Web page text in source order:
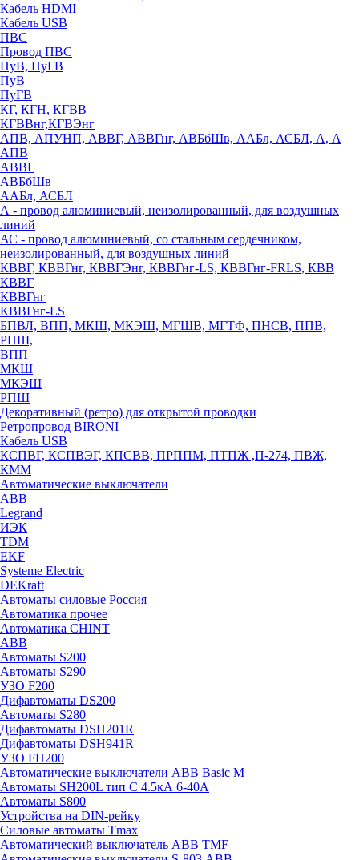
Кабель HDMI
Кабель USB
ПВС
Провод ПВС
ПуВ, ПуГВ
ПуВ
ПуГВ
КГ, КГН, КГВВ
КГВВнг,КГВЭнг
АПВ, АПУНП, АВВГ, АВВГнг, АВБбШв, ААБл, АСБЛ, А, А
АПВ
АВВГ
АВБбШв
ААБл, АСБЛ
А - провод алюминиевый, неизолированный, для воздушных
линий
АС - провод алюминиевый, со стальным сердечником,
неизолированный, для воздушных линий
КВВГ, КВВГнг, КВВГЭнг, КВВГнг-LS, КВВГнг-FRLS, КВВ
КВВГ
КВВГнг
КВВГнг-LS
БПВЛ, ВПП, МКШ, МКЭШ, МГШВ, МГТФ, ПНСВ, ППВ,
РПШ,
ВПП
МКШ
МКЭШ
РПШ
Декоративный (ретро) для открытой проводки
Ретропровод BIRONI
Кабель USB
КСПВГ, КСПВЭГ, КПСВВ, ПРППМ, ПТПЖ ,П-274, ПВЖ,
КММ
Автоматические выключатели
ABB
Legrand
ИЭК
TDM
EKF
Systeme Electric
DEKraft
Автоматы силовые Россия
Автоматика прочее
Автоматика CHINT
ABB
Автоматы S200
Автоматы S290
УЗО F200
Дифавтоматы DS200
Автоматы S280
Дифавтоматы DSH201R
Дифавтоматы DSH941R
УЗО FH200
Автоматические выключатели ABB Basic M
Автоматы SH200L тип С 4.5кА 6-40А
Автоматы S800
Устройства на DIN-рейку
Силовые автоматы Tmax
Автоматический выключатель ABB TMF